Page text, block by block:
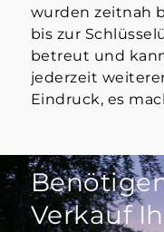
wurden zeitnah
bis zur
betreut und
jederzeit
Eindruck, es
Verkauf